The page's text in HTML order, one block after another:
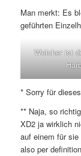
Man merkt: Es
geführten
Welcher ist
* Sorry für
** Naja, so
XD2 ja wirklich
auf einem für
also per